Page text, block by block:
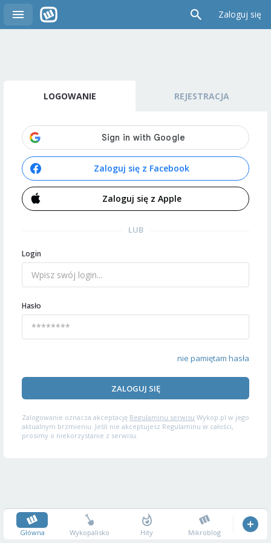
Zaloguj się
LOGOWANIE REJESTRACJA
Zaloguj się z Facebook
Zaloguj się z Apple
LUB
Login
Hasło
nie pamiętam hasła
ZALOGUJ SIĘ
Zalogowanie oznacza akceptację Regulaminu serwisu Wykop.pl w jego
aktualnym brzmieniu. Jeśli nie akceptujesz Regulaminu w całości,
prosimy o niekorzystanie z serwisu.
Główna Wykopalisko Hity Mikroblog